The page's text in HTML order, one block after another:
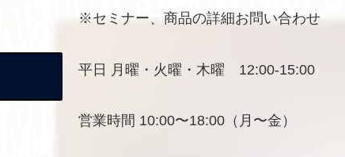
※セミナー、商品の詳細お問い合わせ
平日 月曜・火曜・木曜 12:00-15:00
営業時間 10:00〜18:00（月〜金）